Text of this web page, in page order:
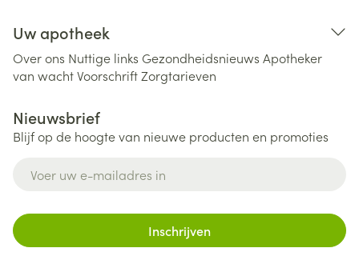
Uw apotheek
Over ons Nuttige links Gezondheidsnieuws Apotheker
van wachtVoorschriftZorgtarieven
Nieuwsbrief
Blijf op de hoogte van nieuwe producten en promoties
Inschrijven